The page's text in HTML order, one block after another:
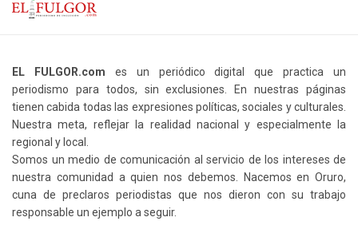
EL FULGOR.com es un periódico digital que practica un
periodismo para todos, sin exclusiones. En nuestras páginas
tienen cabida todas las expresiones políticas, sociales y culturales.
Nuestra meta, reflejar la realidad nacional y especialmente la
regional y local.
Somos un medio de comunicación al servicio de los intereses de
nuestra comunidad a quien nos debemos. Nacemos en Oruro,
cuna de preclaros periodistas que nos dieron con su trabajo
responsable un ejemplo a seguir.